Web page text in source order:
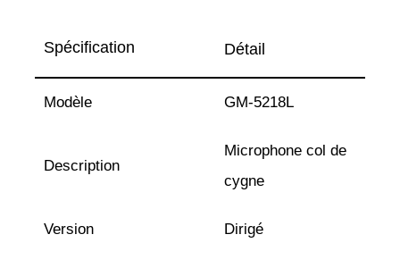
Spécification Détail
Modèle GM-5218L
Description
Microphone col de
cygne
Version Dirigé